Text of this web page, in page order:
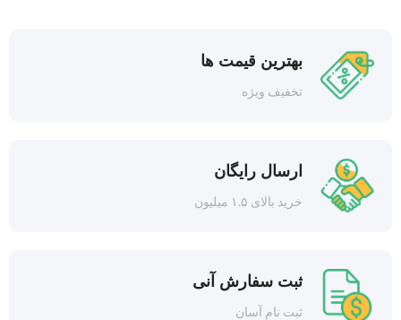
بهترین قیمت ها
تخفیف ویژه
ارسال رایگان
خرید بالای ۱.۵ میلیون
ثبت سفارش آنی
ثبت نام آسان